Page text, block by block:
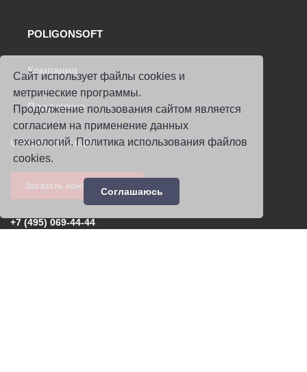
Сайт использует файлы cookies и
метрические программы.
Продолжение пользования сайтом является
согласием на применение данных
технологий.Политика использования файлов
cookies.
Соглашаюсь
POLIGONSOFT
Компания
Поддержка
Связаться с нами
Заказать консультацию
+7 (495) 069-44-44